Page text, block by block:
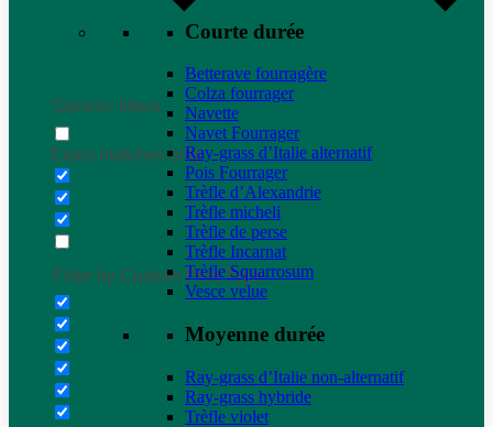
Generic filters
Exact matches only
Filter by Custom Post Type
Courte durée
Betterave fourragère
Colza fourrager
Navette
Navet Fourrager
Ray-grass d’Italie alternatif
Pois Fourrager
Trèfle d’Alexandrie
Trèfle micheli
Trèfle de perse
Trèfle Incarnat
Trèfle Squarrosum
Vesce velue
Moyenne durée
Ray-grass d’Italie non-alternatif
Ray-grass hybride
Trèfle violet